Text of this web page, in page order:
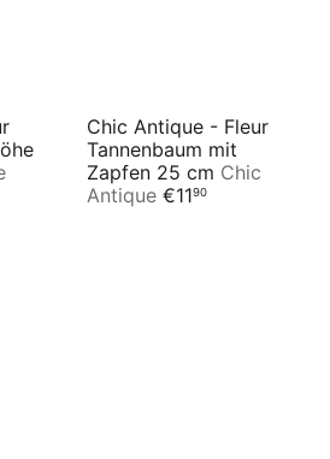
Chic Antique - Fleur
Tannenbaum mit
Zapfen 25 cm Chic
Antique €1190